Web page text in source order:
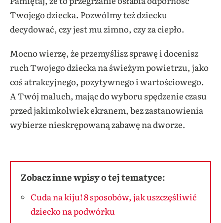
Twojego dziecka. Pozwólmy też dziecku
decydować, czy jest mu zimno, czy za ciepło.
Mocno wierzę, że przemyślisz sprawę i docenisz
ruch Twojego dziecka na świeżym powietrzu, jako
coś atrakcyjnego, pozytywnego i wartościowego.
A Twój maluch, mając do wyboru spędzenie czasu
przed jakimkolwiek ekranem, bez zastanowienia
wybierze nieskrępowaną zabawę na dworze.
Zobacz inne wpisy o tej tematyce:
Cuda na kiju! 8 sposobów, jak uszczęśliwić
dziecko na podwórku